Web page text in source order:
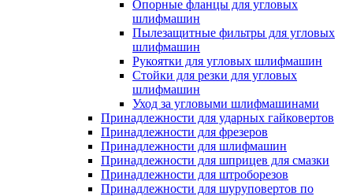
Опорные фланцы для угловых
шлифмашин
Пылезащитные фильтры для угловых
шлифмашин
Рукоятки для угловых шлифмашин
Стойки для резки для угловых
шлифмашин
Уход за угловыми шлифмашинами
Принадлежности для ударных гайковертов
Принадлежности для фрезеров
Принадлежности для шлифмашин
Принадлежности для шприцев для смазки
Принадлежности для штроборезов
Принадлежности для шуруповертов по